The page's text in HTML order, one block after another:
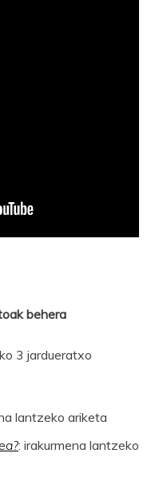
behera
3 jardueratxo
lantzeko ariketa
: irakurmena lantzeko